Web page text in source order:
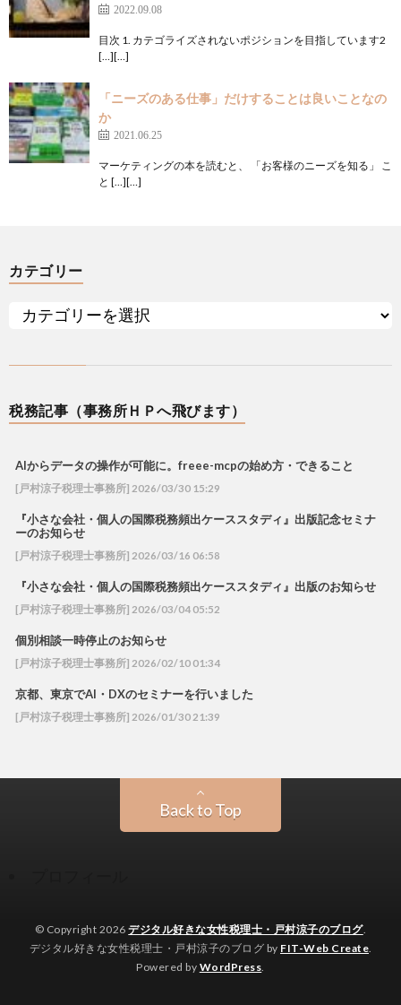
2022.09.08
目次 1. カテゴライズされないポジションを目指しています2
[…][…]
「ニーズのある仕事」だけすることは良いことなの
か
2021.06.25
マーケティングの本を読むと、 「お客様のニーズを知る」 こ
と […][…]
カテゴリー
税務記事（事務所ＨＰへ飛びます）
AIからデータの操作が可能に。freee-mcpの始め方・できること
[戸村涼子税理士事務所] 2026/03/30 15:29
『小さな会社・個人の国際税務頻出ケーススタディ』出版記念セミナ
ーのお知らせ
[戸村涼子税理士事務所] 2026/03/16 06:58
『小さな会社・個人の国際税務頻出ケーススタディ』出版のお知らせ
[戸村涼子税理士事務所] 2026/03/04 05:52
個別相談一時停止のお知らせ
[戸村涼子税理士事務所] 2026/02/10 01:34
京都、東京でAI・DXのセミナーを行いました
[戸村涼子税理士事務所] 2026/01/30 21:39
Back to Top
© Copyright 2026デジタル好きな女性税理士・戸村涼子のブログ.
デジタル好きな女性税理士・戸村涼子のブログ by FIT-Web Create
Powered by WordPress